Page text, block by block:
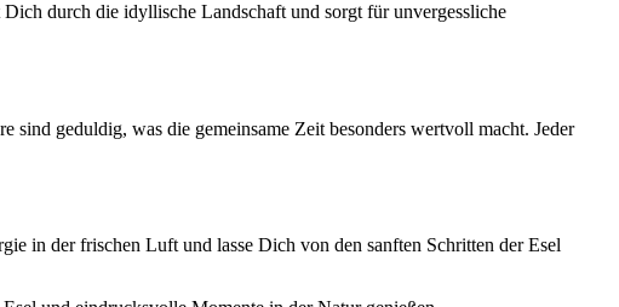
durch die idyllische Landschaft und sorgt für unvergessliche
geduldig, was die gemeinsame Zeit besonders wertvoll macht. Jeder
in der frischen Luft und lasse Dich von den sanften Schritten der Esel